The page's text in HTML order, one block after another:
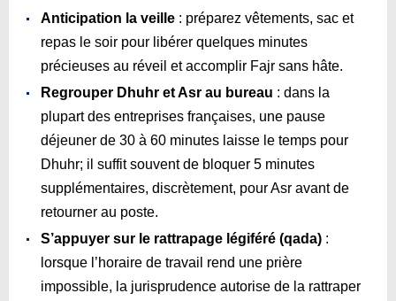
Anticipation la veille : préparez vêtements, sac et
repas le soir pour libérer quelques minutes
précieuses au réveil et accomplir Fajr sans hâte.
Regrouper Dhuhr et Asr au bureau : dans la
plupart des entreprises françaises, une pause
déjeuner de 30 à 60 minutes laisse le temps pour
Dhuhr; il suffit souvent de bloquer 5 minutes
supplémentaires, discrètement, pour Asr avant de
retourner au poste.
S’appuyer sur le rattrapage légiféré (qada) :
lorsque l’horaire de travail rend une prière
impossible, la jurisprudence autorise de la rattraper